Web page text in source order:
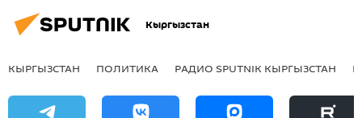
Кыргызстан
КЫРГЫЗСТАН ПОЛИТИКА РАДИО SPUTNIK КЫРГЫЗСТАН